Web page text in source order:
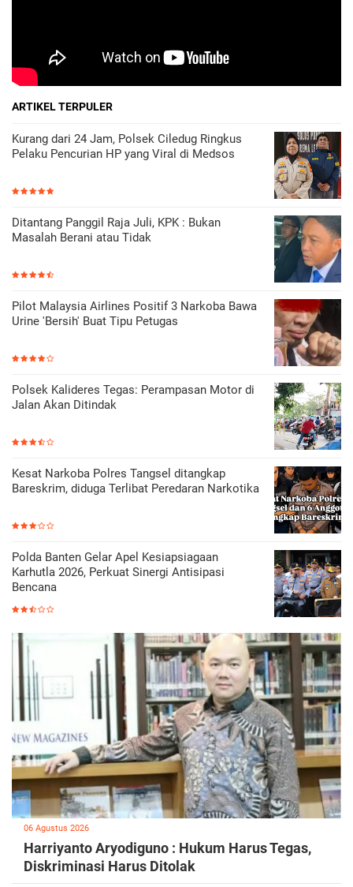
ARTIKEL TERPULER
Kurang dari 24 Jam, Polsek Ciledug Ringkus
Pelaku Pencurian HP yang Viral di Medsos
Ditantang Panggil Raja Juli, KPK : Bukan
Masalah Berani atau Tidak
Pilot Malaysia Airlines Positif 3 Narkoba Bawa
Urine 'Bersih' Buat Tipu Petugas
Polsek Kalideres Tegas: Perampasan Motor di
Jalan Akan Ditindak
Kesat Narkoba Polres Tangsel ditangkap
Bareskrim, diduga Terlibat Peredaran Narkotika
Polda Banten Gelar Apel Kesiapsiagaan
Karhutla 2026, Perkuat Sinergi Antisipasi
Bencana
06 Agustus 2026
Harriyanto Aryodiguno : Hukum Harus Tegas,
Diskriminasi Harus Ditolak